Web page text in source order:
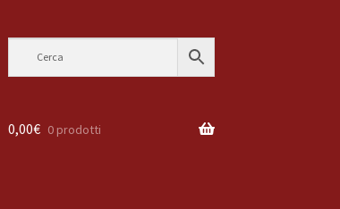
0,00€ 0 prodotti